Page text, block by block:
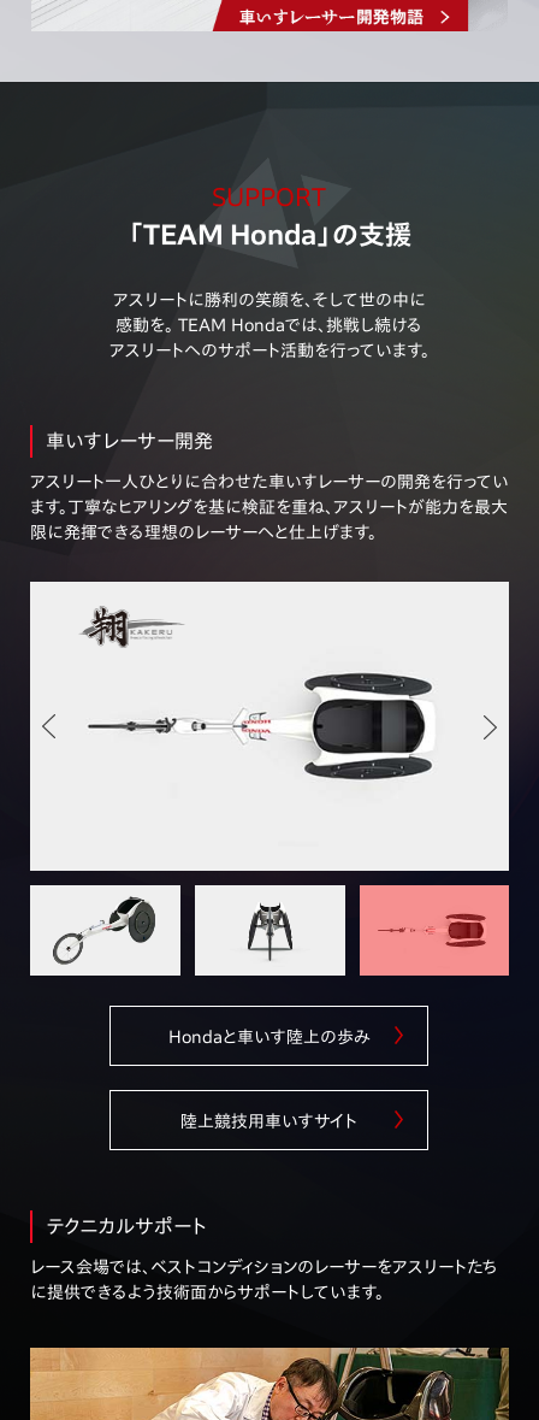
“勝利の笑顔をアスリートに届ける” 車いすレーサー翔 テクノ
漕ぎ力計測ホイールシステムのレンタル開始
東京レガシーハーフマラソン2025結果を更新
2025.10.15
2025シカゴマラソン結果を更新
2025.10.6
2025.9.3
はまなす車いすマラソン2025結果を更新
2025.9.3
シドニーマラソン2025結果を更新
ロンドンマラソン結果を更新
2025.4.23
ボストンマラソン結果を更新
SUPPORT
「TEAM Honda」の支援
アスリートに勝利の笑顔を、そして世の中に
感動を。 TEAM Hondaでは、挑戦し続ける
アスリートへのサポート活動を行っています。
車いすレーサー開発
アスリート一人ひとりに合わせた車いすレーサーの開発を行ってい
ます。丁寧なヒアリングを基に検証を重ね、アスリートが能力を最大
限に発揮できる理想のレーサーへと仕上げます。
Hondaと車いす陸上の歩み
陸上競技用車いすサイト
テクニカルサポート
レース会場では、ベストコンディションのレーサーをアスリートたち
に提供できるよう技術面からサポートしています。